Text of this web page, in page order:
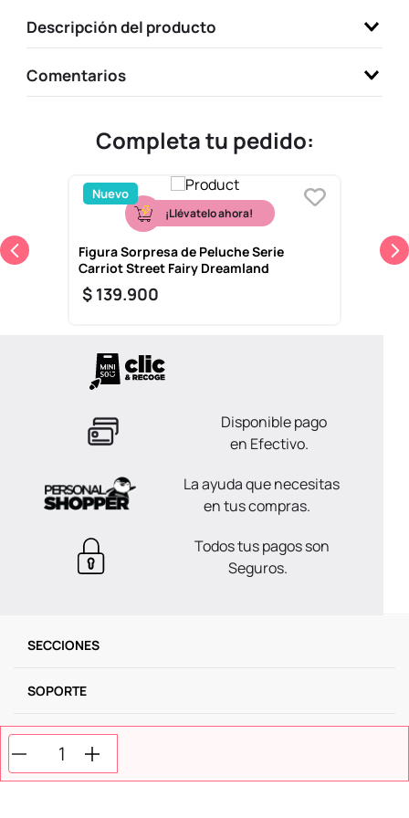
Descripción del producto
Comentarios
Completa tu pedido:
Nuevo
¡Llévatelo ahora!
Figura Sorpresa de Peluche Serie
Carriot Street Fairy Dreamland
$ 139.900
Disponible pago
en Efectivo.
La ayuda que necesitas
en tus compras.
Todos tus pagos son
Seguros.
SECCIONES
SOPORTE
SERVICIOS
NOSOTROS
9.
one piece